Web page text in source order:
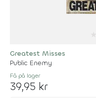
Greatest Misses
Public Enemy
Få på lager
39,95 kr